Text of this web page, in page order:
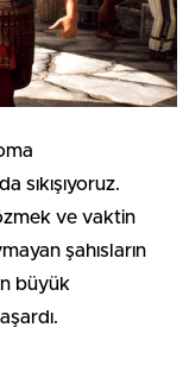
sıkışıyoruz.
ve vaktin
şahısların
büyük